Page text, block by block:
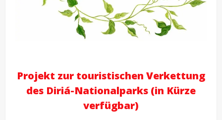
Projekt zur touristischen Verkettung
des Diriá-Nationalparks (in Kürze
verfügbar)